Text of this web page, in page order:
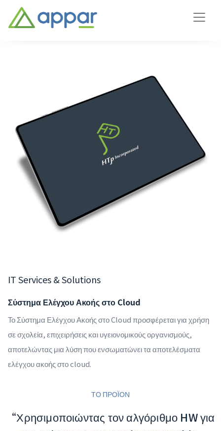
IT Services & Solutions
Σύστημα Ελέγχου Ακοής στο Cloud
Το Σύστημα Ελέγχου Ακοής στο Cloud προσφέρεται για χρήση
σε σχολεία, επιχειρήσεις και υγειονομικούς οργανισμούς,
αποτελώντας μια λύση που ενσωματώνει τα αποτελέσματα
ελέγχου ακοής στο cloud.
ΤΟ ΠΡΟΪΟΝ
“Χρησιμοποιώντας τον αλγόριθμο HW για